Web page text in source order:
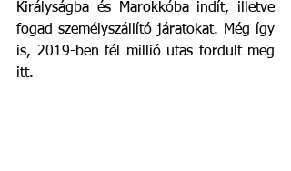
Királyságba és Marokkóba indít, illetve
fogad személyszállító járatokat. Még így
is, 2019-ben fél millió utas fordult meg
itt.